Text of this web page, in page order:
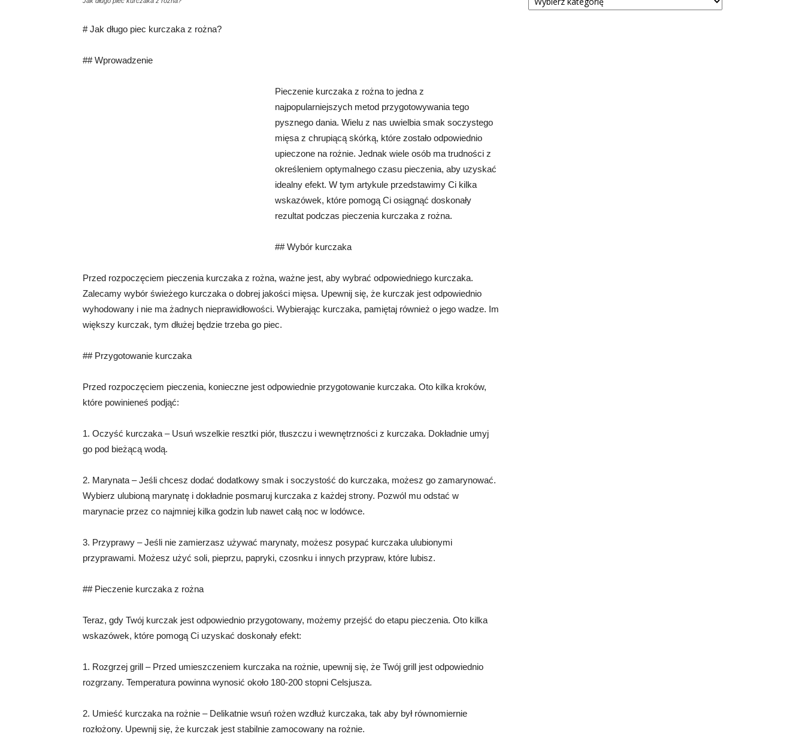
# Jak długo piec kurczaka z rożna?
## Wprowadzenie
Pieczenie kurczaka z rożna to jedna z
najpopularniejszych metod przygotowywania tego
pysznego dania. Wielu z nas uwielbia smak soczystego
mięsa z chrupiącą skórką, które zostało odpowiednio
upieczone na rożnie. Jednak wiele osób ma trudności z
określeniem optymalnego czasu pieczenia, aby uzyskać
idealny efekt. W tym artykule przedstawimy Ci kilka
wskazówek, które pomogą Ci osiągnąć doskonały
rezultat podczas pieczenia kurczaka z rożna.
## Wybór kurczaka
Przed rozpoczęciem pieczenia kurczaka z rożna, ważne jest, aby wybrać odpowiedniego kurczaka.
Zalecamy wybór świeżego kurczaka o dobrej jakości mięsa. Upewnij się, że kurczak jest odpowiednio
wyhodowany i nie ma żadnych nieprawidłowości. Wybierając kurczaka, pamiętaj również o jego wadze. Im
większy kurczak, tym dłużej będzie trzeba go piec.
## Przygotowanie kurczaka
Przed rozpoczęciem pieczenia, konieczne jest odpowiednie przygotowanie kurczaka. Oto kilka kroków,
które powinieneś podjąć:
1. Oczyść kurczaka – Usuń wszelkie resztki piór, tłuszczu i wewnętrzności z kurczaka. Dokładnie umyj
go pod bieżącą wodą.
2. Marynata – Jeśli chcesz dodać dodatkowy smak i soczystość do kurczaka, możesz go zamarynować.
Wybierz ulubioną marynatę i dokładnie posmaruj kurczaka z każdej strony. Pozwól mu odstać w
marynacie przez co najmniej kilka godzin lub nawet całą noc w lodówce.
3. Przyprawy – Jeśli nie zamierzasz używać marynaty, możesz posypać kurczaka ulubionymi
przyprawami. Możesz użyć soli, pieprzu, papryki, czosnku i innych przypraw, które lubisz.
## Pieczenie kurczaka z rożna
Teraz, gdy Twój kurczak jest odpowiednio przygotowany, możemy przejść do etapu pieczenia. Oto kilka
wskazówek, które pomogą Ci uzyskać doskonały efekt:
1. Rozgrzej grill – Przed umieszczeniem kurczaka na rożnie, upewnij się, że Twój grill jest odpowiednio
rozgrzany. Temperatura powinna wynosić około 180-200 stopni Celsjusza.
2. Umieść kurczaka na rożnie – Delikatnie wsuń rożen wzdłuż kurczaka, tak aby był równomiernie
rozłożony. Upewnij się, że kurczak jest stabilnie zamocowany na rożnie.